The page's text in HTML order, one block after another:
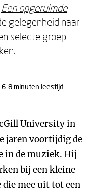
Een opgeruimde
gelegenheid naar
selecte groep
6-8 minuten leestijd
University in
jaren voortijdig de
in de muziek. Hij
bij een kleine
mee uit tot een